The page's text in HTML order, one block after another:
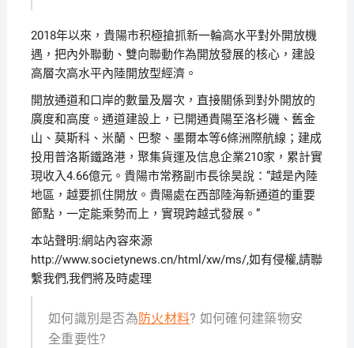
2018年以來，貴陽市积極搶抓新一輪高水平對外開放機
遇，把內外聯動、雙向聯動作為開放發展的核心，建設
高層次高水平內陸開放型經濟。
開放通道和口岸的數量及層次，直接關係到對外開放的
廣度和高度。通道建設上，已開通貴陽至洛杉磯、舊金
山、莫斯科、米蘭、巴黎、墨爾本等6條洲際航線；建成
投用普洛斯鐵路港，聚集貨運及信息企業210家，累計實
現收入4.66億元。貴陽市常務副市長徐昊說：“越是內陸
地區，越要抓住開放。貴陽處在西部陸海新通道的重要
節點，一定能乘勢而上，實現跨越式發展。”
本站聲明:網站內容來源
http://www.societynews.cn/html/xw/ms/,如有侵權,請聯
繫我們,我們將及時處理
如何識別是否為 防火材料? 如何確何建築物安
全重要性?